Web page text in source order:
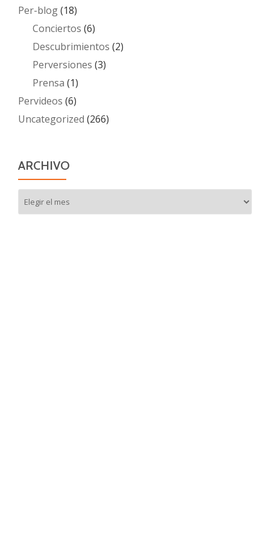
Per-blog(18)
Conciertos (6)
Descubrimientos (2)
Perversiones (3)
Prensa (1)
Pervideos (6)
Uncategorized (266)
ARCHIVO